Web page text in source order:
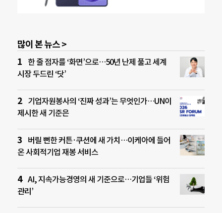
많이 본 뉴스 >
한 줄 점자를 ‘화면’으로…50년 난제 풀고 세계
시장 두드린 ‘닷’
기업자원봉사의 ‘진짜 성과’는 무엇인가…UN이
제시한 새 기준은
버릴 뻔한 커튼·쿠션에 새 가치…이케아에 들어
온 사회적기업 재봉 서비스
AI, 지속가능경영의 새 기준으로…기업들 ‘위험
관리’